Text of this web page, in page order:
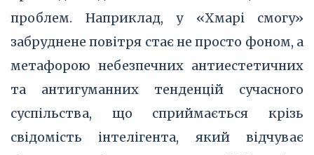
проблем. Наприклад, у «Хмарі смогу»
забруднене повітря стає не просто фоном, а
метафорою небезпечних антиестетичних
та антигуманних тенденцій сучасного
суспільства, що сприймається крізь
свідомість інтелігента, який відчуває